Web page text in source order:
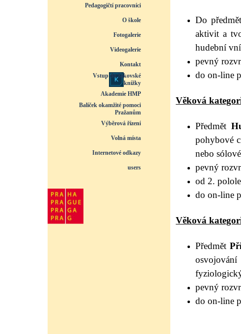
Pedagogičtí pracovníci
O škole ▼
Fotogalerie ▼
Videogalerie ▼
Kontakt
Vstup do žákovské
knížky
Akademie HMP
Balíček okamžité pomoci
Pražanům
Výběrová řízení
Volná místa
Internetové odkazy
users
Do
aktivit a
hudební
pevný
do on-line
Věková
Předmět
pohybové
nebo
pevný
od 2.
do on-line
Věková
Předmět
osvojování
pevný
do on-line